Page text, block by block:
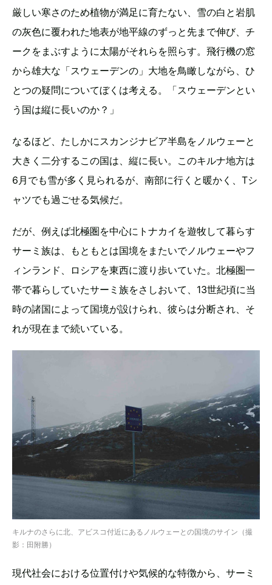
厳しい寒さのため植物が満足に育たない、雪の白と岩肌
の灰色に覆われた地表が地平線のずっと先まで伸び、チ
ークをまぶすように太陽がそれらを照らす。飛行機の窓
から雄大な「スウェーデンの」大地を鳥瞰しながら、ひ
とつの疑問についてぼくは考える。「スウェーデンとい
う国は縦に長いのか？」
なるほど、たしかにスカンジナビア半島をノルウェーと
大きく二分するこの国は、縦に長い。このキルナ地方は
6月でも雪が多く見られるが、南部に行くと暖かく、Tシ
ャツでも過ごせる気候だ。
だが、例えば北極圏を中心にトナカイを遊牧して暮らす
サーミ族は、もともとは国境をまたいでノルウェーやフ
ィンランド、ロシアを東西に渡り歩いていた。北極圏一
帯で暮らしていたサーミ族をさしおいて、13世紀頃に当
時の諸国によって国境が設けられ、彼らは分断され、そ
れが現在まで続いている。
キルナのさらに北、アビスコ付近にあるノルウェーとの国境のサイン（撮
影：田附勝）
現代社会における位置付けや気候的な特徴から、サーミ